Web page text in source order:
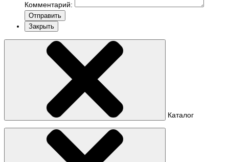
Комментарий:
Отправить
Закрыть
Каталог